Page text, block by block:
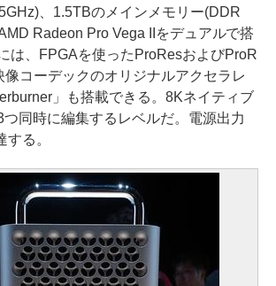
、1.5TBのメインメモリー(DDR
Radeon Pro Vega IIをデュアルで搭
は、FPGAを使ったProResおよびProR
像コーデックのオリジナルアクセラレ
」も搭載できる。8Kネイティブ
同時に編集するレベルだ。電源出力
る。